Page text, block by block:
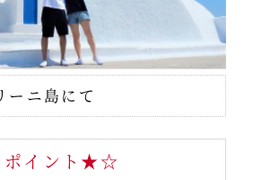
ーニ島にて
イント★☆